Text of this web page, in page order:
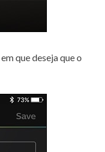
que deseja que o